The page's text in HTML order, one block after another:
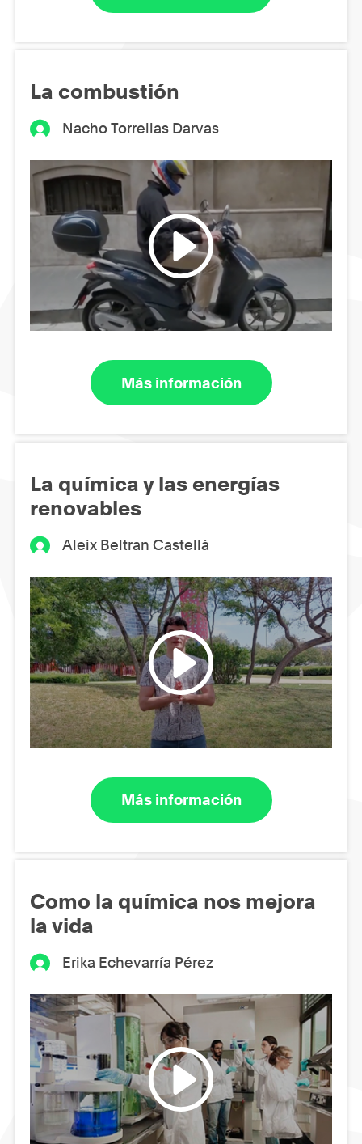
La combustión
Nacho Torrellas Darvas
Más información
La química y las energías
renovables
Aleix Beltran Castellà
Más información
Como la química nos mejora
la vida
Erika Echevarría Pérez